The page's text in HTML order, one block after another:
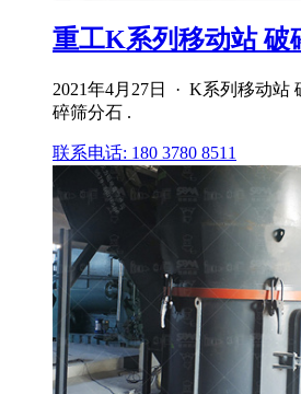
重工K系列移动站 破
2021年4月27日 · K系列移动
碎筛分石 .
联系电话: 180 3780 8511